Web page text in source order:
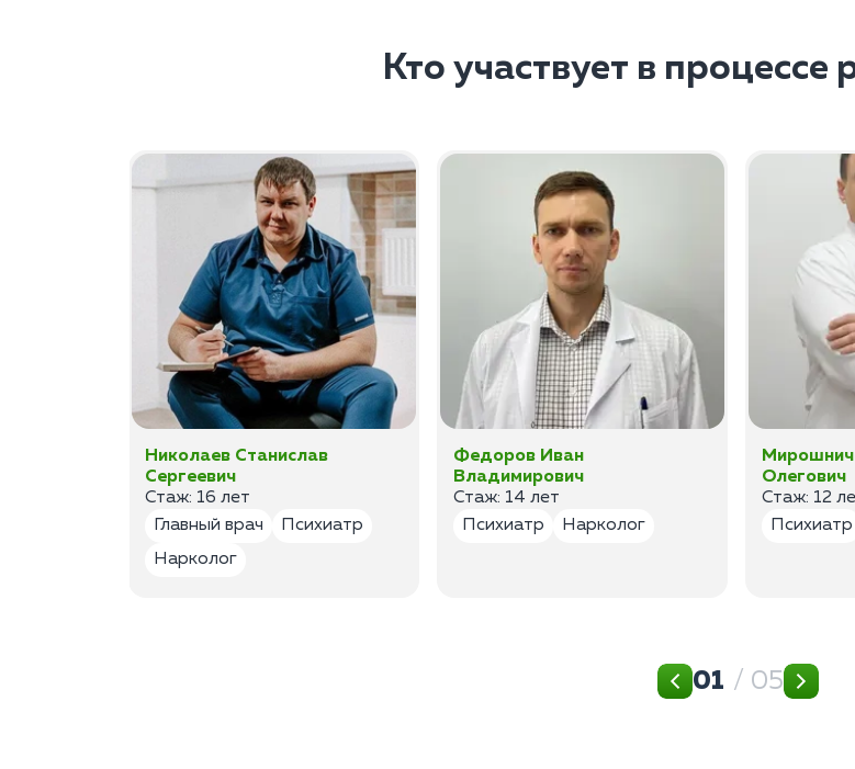
Кто участвует в процессе
Николаев Станислав
Сергеевич
Стаж: 16 лет
Главный врач
Психиатр
Нарколог
Федоров Иван
Владимирович
Стаж: 14 лет
Психиатр
Нарколог
Олегович
Стаж: 12
Психиатр
01 / 05